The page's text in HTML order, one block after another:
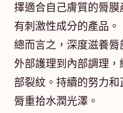
擇適合自己膚質的脣
有刺激性成分的產品。
總而言之，深度滋養
外部護理到內部調理
部裂紋。持續的努力
脣重拾水潤光澤。